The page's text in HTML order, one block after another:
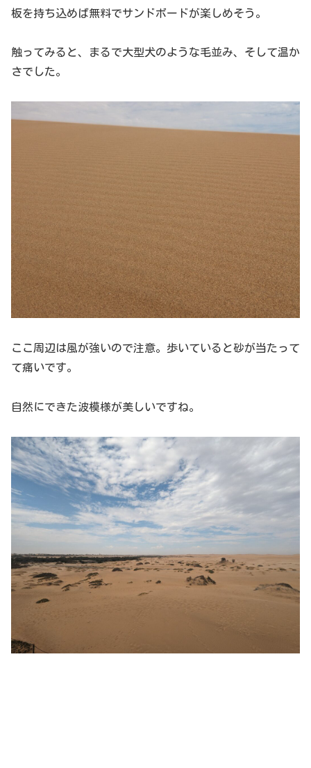
板を持ち込めば無料でサンドボードが楽しめそう。
触ってみると、まるで大型犬のような毛並み、そして温か
さでした。
ここ周辺は風が強いので注意。歩いていると砂が当たって
て痛いです。
自然にできた波模様が美しいですね。